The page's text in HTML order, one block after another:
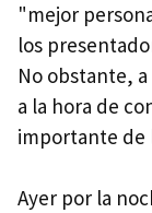
"mejor
los
No obstante,
a la hora de
importante de
Ayer por la